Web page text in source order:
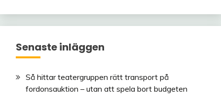
Senaste inläggen
Så hittar teatergruppen rätt transport på
fordonsauktion – utan att spela bort budgeten